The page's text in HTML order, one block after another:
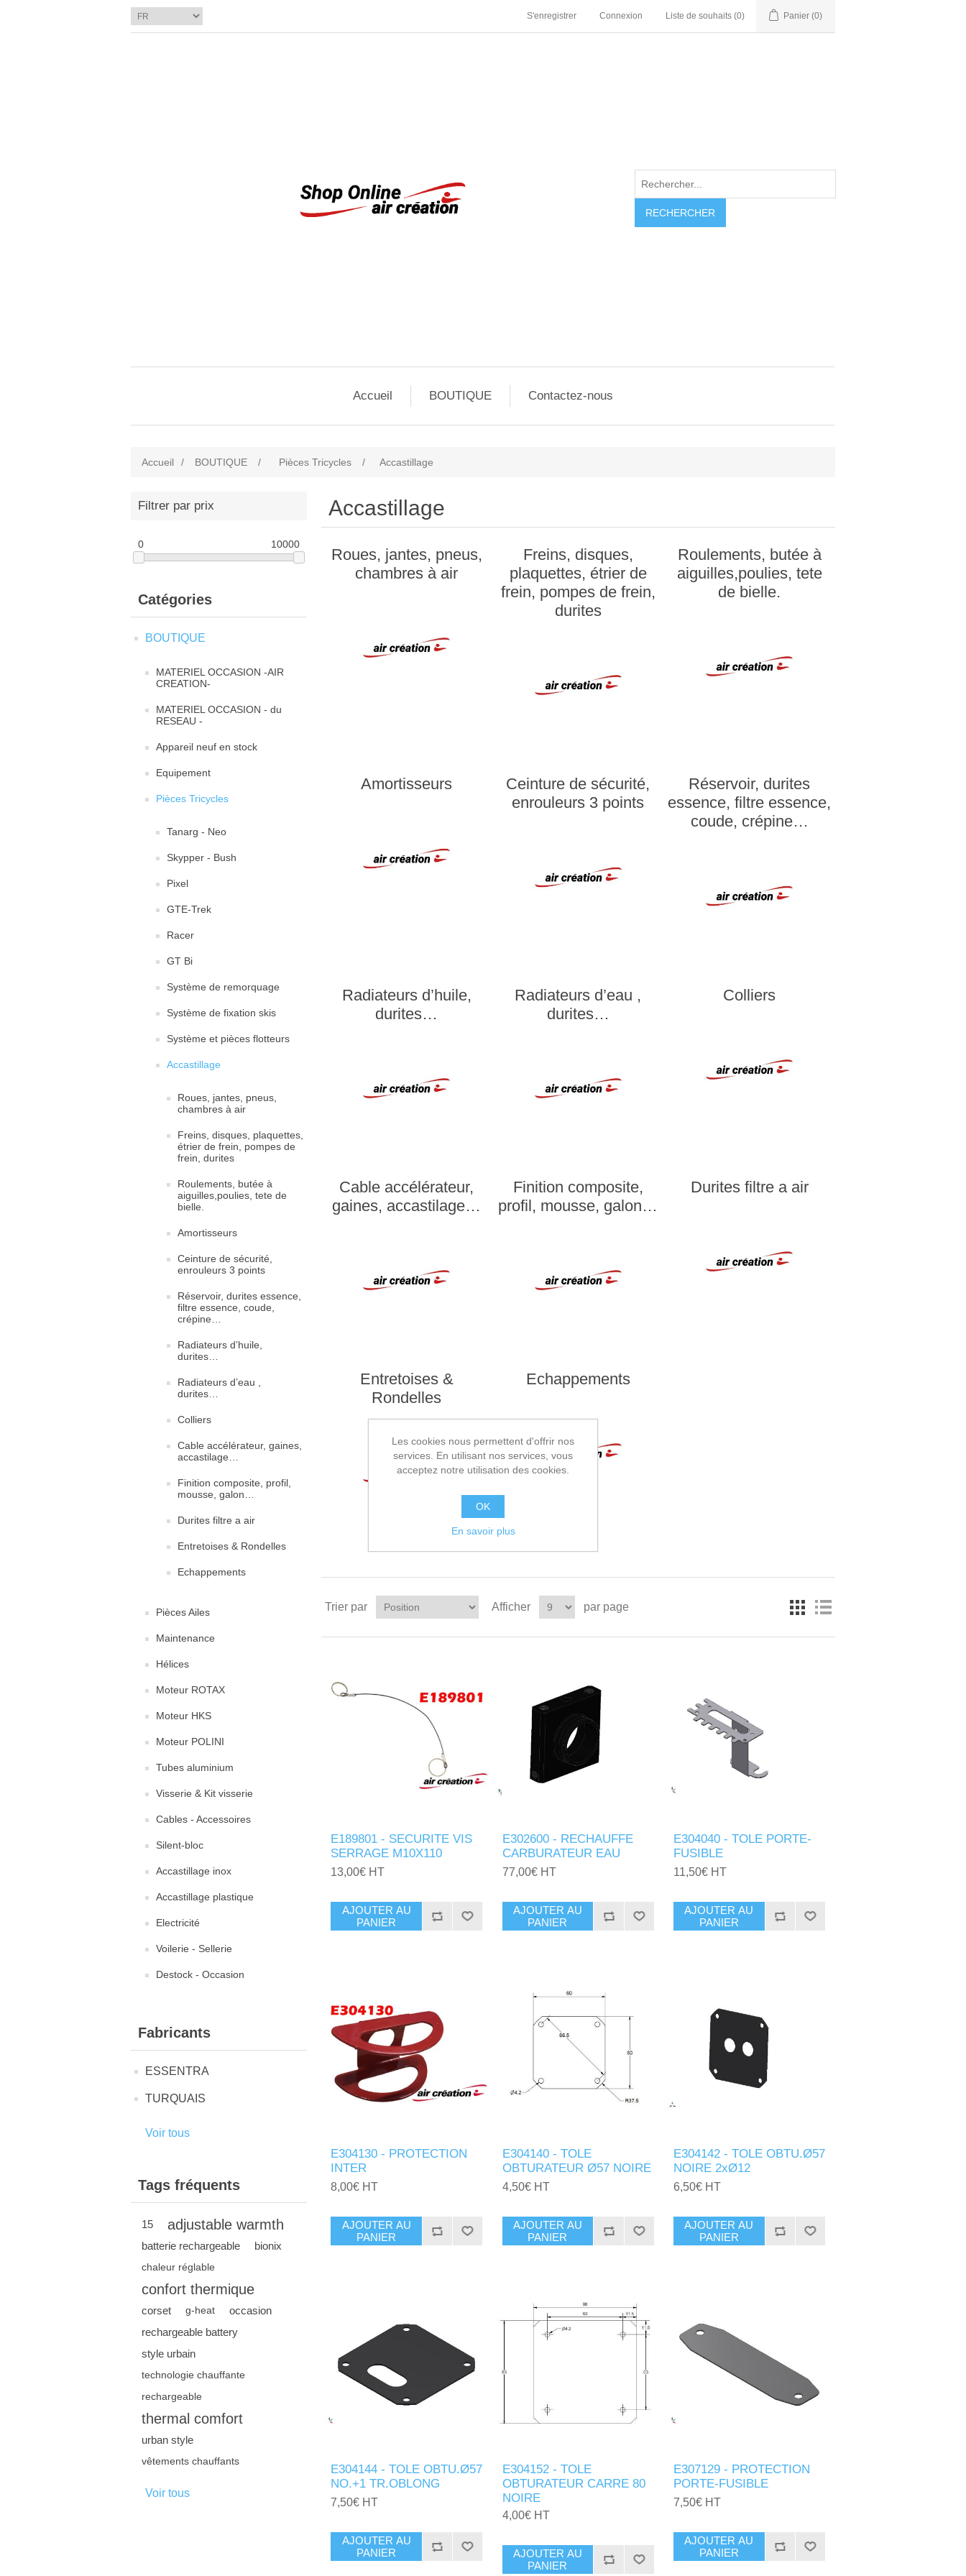
S'enregistrer Connexion Liste de souhaits (0) Panier (0)
RECHERCHER
Accueil BOUTIQUE Contactez-nous
Accueil / BOUTIQUE / Pièces Tricycles / Accastillage
Filtrer par prix
0 10000
Catégories
BOUTIQUE
MATERIEL OCCASION -AIR
CREATION-
MATERIEL OCCASION - du
RESEAU -
Appareil neuf en stock
Equipement
Pièces Tricycles
Tanarg - Neo
Skypper - Bush
Pixel
GTE-Trek
Racer
GT Bi
Système de remorquage
Système de fixation skis
Système et pièces flotteurs
Accastillage
Roues, jantes, pneus,
chambres à air
Freins, disques, plaquettes,
étrier de frein, pompes de
frein, durites
Roulements, butée à
aiguilles,poulies, tete de
bielle.
Amortisseurs
Ceinture de sécurité,
enrouleurs 3 points
Réservoir, durites essence,
filtre essence, coude,
crépine…
Radiateurs d’huile,
durites…
Radiateurs d’eau ,
durites…
Colliers
Cable accélérateur, gaines,
accastilage…
Finition composite, profil,
mousse, galon…
Durites filtre a air
Entretoises & Rondelles
Echappements
Pièces Ailes
Maintenance
Hélices
Moteur ROTAX
Moteur HKS
Moteur POLINI
Tubes aluminium
Visserie & Kit visserie
Cables - Accessoires
Silent-bloc
Accastillage inox
Accastillage plastique
Electricité
Voilerie - Sellerie
Destock - Occasion
Fabricants
ESSENTRA
TURQUAIS
Voir tous
Tags fréquents
15 adjustable warmth
batterie rechargeable bionix
chaleur réglable
confort thermique
corset g-heat
occasion
rechargeable battery
style urbain
technologie chauffante
rechargeable
thermal comfort
urban style
vêtements chauffants
Voir tous
Accastillage
Roues, jantes, pneus,
chambres à air
Freins, disques,
plaquettes, étrier de
frein, pompes de frein,
durites
Roulements, butée à
aiguilles,poulies, tete
de bielle.
Amortisseurs
Ceinture de sécurité,
enrouleurs 3 points
Réservoir, durites
essence, filtre essence,
coude, crépine…
Radiateurs d’huile,
durites…
Radiateurs d’eau ,
durites…
Colliers
Cable accélérateur,
gaines, accastilage…
Finition composite,
profil, mousse, galon…
Durites filtre a air
Entretoises &
Rondelles
Echappements
Trier par Afficher par page
E189801 - SECURITE VIS
SERRAGE M10X110
13,00€ HT
AJOUTER AU
PANIER
E302600 - RECHAUFFE
CARBURATEUR EAU
77,00€ HT
AJOUTER AU
PANIER
E304040 - TOLE PORTE-
FUSIBLE
11,50€ HT
AJOUTER AU
PANIER
E304130 - PROTECTION
INTER
8,00€ HT
AJOUTER AU
PANIER
E304140 - TOLE
OBTURATEUR Ø57 NOIRE
4,50€ HT
AJOUTER AU
PANIER
E304142 - TOLE OBTU.Ø57
NOIRE 2xØ12
6,50€ HT
AJOUTER AU
PANIER
E304144 - TOLE OBTU.Ø57
NO.+1 TR.OBLONG
7,50€ HT
AJOUTER AU
PANIER
E304152 - TOLE
OBTURATEUR CARRE 80
NOIRE
4,00€ HT
AJOUTER AU
PANIER
E307129 - PROTECTION
PORTE-FUSIBLE
7,50€ HT
AJOUTER AU
PANIER
Les cookies nous permettent d'offrir nos
services. En utilisant nos services, vous
acceptez notre utilisation des cookies.
OK
En savoir plus